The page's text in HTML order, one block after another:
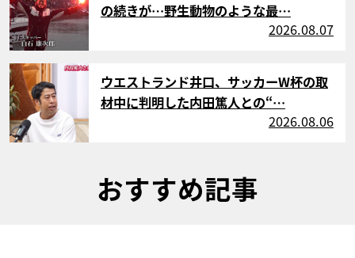
の続きが…野生動物のような最…
2026.08.07
サムネイル
ウエストランド井口、サッカーW杯の取
材中に判明した内田篤人との“…
2026.08.06
おすすめ記事